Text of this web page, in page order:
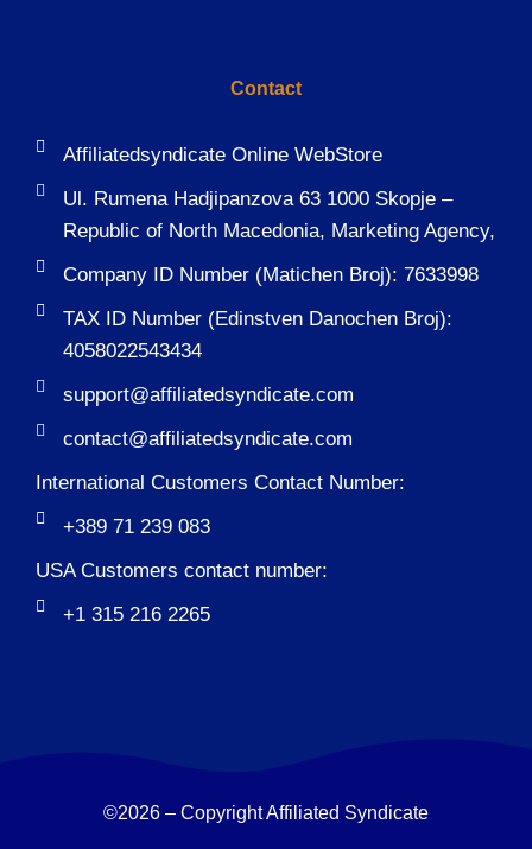
Contact
Affiliatedsyndicate Online WebStore
Ul. Rumena Hadjipanzova 63 1000 Skopje –
Republic of North Macedonia, Marketing Agency,
Company ID Number (Matichen Broj): 7633998
TAX ID Number (Edinstven Danochen Broj):
4058022543434
support@affiliatedsyndicate.com
contact@affiliatedsyndicate.com
International Customers Contact Number:
+389 71 239 083
USA Customers contact number:
+1 315 216 2265
©2026 – Copyright Affiliated Syndicate